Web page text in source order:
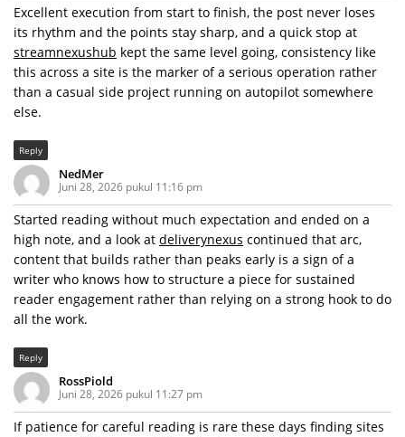
Excellent execution from start to finish, the post never loses
its rhythm and the points stay sharp, and a quick stop at
streamnexushub kept the same level going, consistency like
this across a site is the marker of a serious operation rather
than a casual side project running on autopilot somewhere
else.
Reply
NedMer
Juni 28, 2026 pukul 11:16 pm
Started reading without much expectation and ended on a
high note, and a look at deliverynexus continued that arc,
content that builds rather than peaks early is a sign of a
writer who knows how to structure a piece for sustained
reader engagement rather than relying on a strong hook to do
all the work.
Reply
RossPiold
Juni 28, 2026 pukul 11:27 pm
If patience for careful reading is rare these days finding sites